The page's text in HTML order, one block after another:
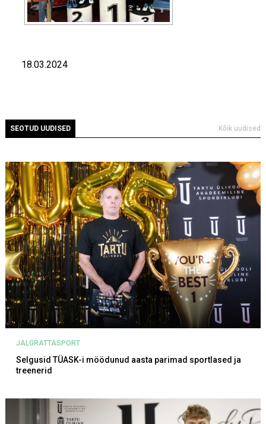
18.03.2024
SEOTUD UUDISED Kõik uudised
JALGRATTASPORT
Selgusid TÜASK-i möödunud aasta parimad sportlased ja
treenerid